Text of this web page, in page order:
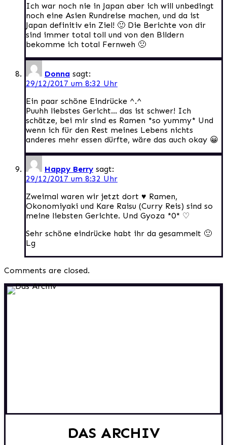
Ich war noch nie in Japan aber ich will unbedingt
noch eine Asien Rundreise machen, und da ist
Japan definitiv ein Ziel! 🙂 Die Berichte von dir
sind immer total toll und von den Bildern
bekomme ich total Fernweh 🙁
Donna sagt:
29/12/2017 um 8:32 Uhr
Ein paar schöne Eindrücke ^.^
Puuhh liebstes Gericht… das ist schwer! Ich
schätze, bei mir sind es Ramen *so yummy* Und
wenn ich für den Rest meines Lebens nichts
anderes mehr essen dürfte, wäre das auch okay 😀
Happy Berry sagt:
29/12/2017 um 8:32 Uhr
Zweimal waren wir jetzt dort ♥ Ramen,
Okonomiyaki und Kare Raisu (Curry Reis) sind so
meine liebsten Gerichte. Und Gyoza *0* ♡
Sehr schöne eindrücke habt ihr da gesammelt 🙂
Lg
Comments are closed.
DAS ARCHIV